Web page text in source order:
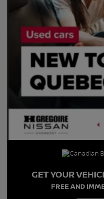
GET YOUR
FREE AND